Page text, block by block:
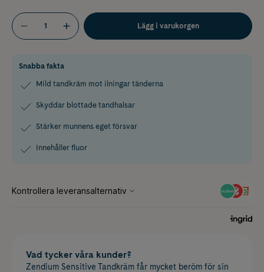
Lägg i varukorgen
Snabba fakta
Mild tandkräm mot ilningar tänderna
Skyddar blottade tandhalsar
Stärker munnens eget försvar
Innehåller fluor
Vad tycker våra kunder?
Zendium Sensitive Tandkräm får mycket beröm för sin